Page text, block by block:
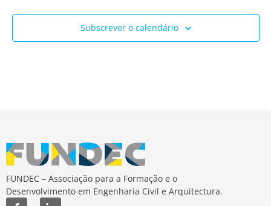
Subscrever o calendário
FUNDEC – Associação para a Formação e o
Desenvolvimento em Engenharia Civil e Arquitectura.